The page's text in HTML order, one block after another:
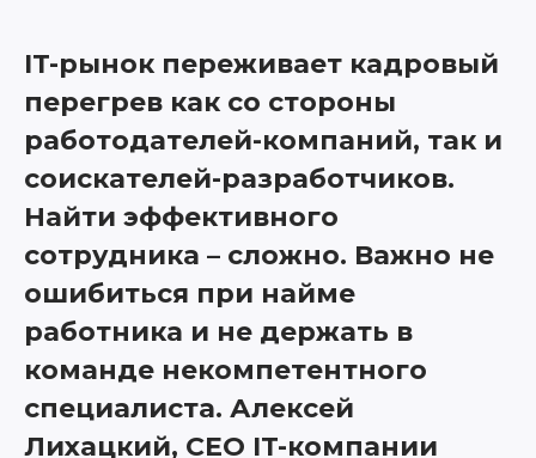
IT-рынок переживает кадровый
перегрев как со стороны
работодателей-компаний, так и
соискателей-разработчиков.
Найти эффективного
сотрудника – сложно. Важно не
ошибиться при найме
работника и не держать в
команде некомпетентного
специалиста. Алексей
Лихацкий, CEO IT-компании